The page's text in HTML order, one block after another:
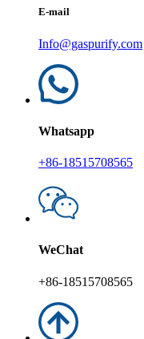
E-mail
Info@gaspurify.com
Whatsapp
+86-18515708565
WeChat
+86-18515708565